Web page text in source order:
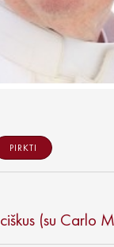
(su Carlo
PIRKTI